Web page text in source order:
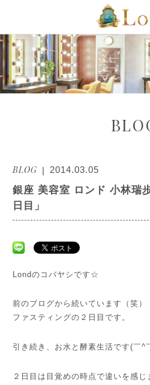
BLOG 2014.03.05
銀座 美容室 ロンド 小林瑞
日目」
Londのコバヤシです☆
前のブログから続いています（笑）
ファスティングの２日目です。
引き続き、お水と酵素生活です(￣^
２日目は目覚めの時点で違いを感